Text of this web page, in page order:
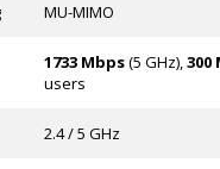
MU-MIMO
1733 Mbps(5 GHz),300
users
2.4 / 5 GHz